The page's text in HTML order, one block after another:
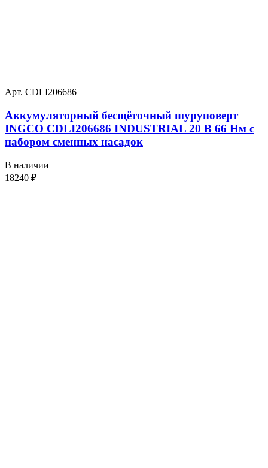
Арт. CDLI206686
Аккумуляторный бесщёточный шуруповерт
INGCO CDLI206686 INDUSTRIAL 20 В 66 Нм с
набором сменных насадок
В наличии
18240 ₽